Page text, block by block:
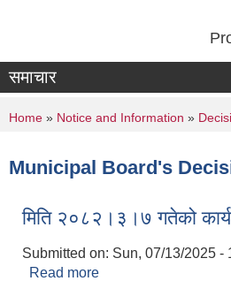
समाचार
You are here
Home » Notice and Information »
Municipal Board's
मिति २०८२।३।७ गतेको
Submitted on: Sun, 07/13/2025 -
Read more